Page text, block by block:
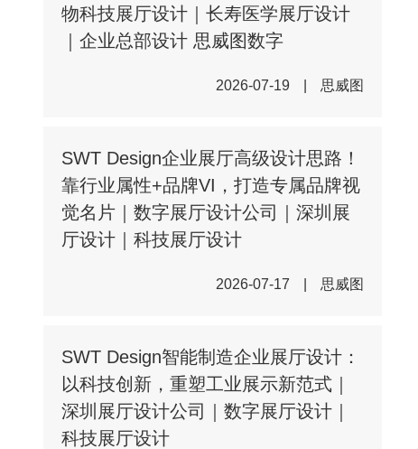
物科技展厅设计｜长寿医学展厅设计
｜企业总部设计 思威图数字
2026-07-19 思威图
SWT Design企业展厅高级设计思路！
靠行业属性+品牌VI，打造专属品牌视
觉名片｜数字展厅设计公司｜深圳展
厅设计｜科技展厅设计
2026-07-17 思威图
SWT Design智能制造企业展厅设计：
以科技创新，重塑工业展示新范式｜
深圳展厅设计公司｜数字展厅设计｜
科技展厅设计